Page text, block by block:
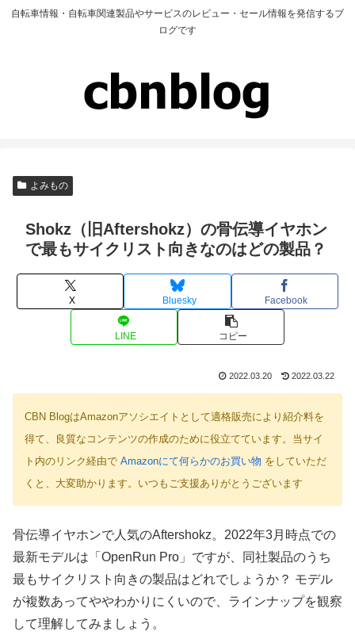
自転車情報・自転車関連製品やサービスのレビュー・セール情報を発信するブ
ログです
よみもの
Shokz（旧Aftershokz）の骨伝導イヤホン
で最もサイクリスト向きなのはどの製品？
X Bluesky Facebook
LINE コピー
2022.03.20 2022.03.22
CBN BlogはAmazonアソシエイトとして適格販売により紹介料を
得て、良質なコンテンツの作成のために役立てています。当サイ
ト内のリンク経由で Amazonにて何らかのお買い物 をしていただ
くと、大変助かります。いつもご支援ありがとうございます
骨伝導イヤホンで人気のAftershokz。2022年3月時点での
最新モデルは「OpenRun Pro」ですが、同社製品のうち
最もサイクリスト向きの製品はどれでしょうか？ モデル
が複数あってややわかりにくいので、ラインナップを観察
して理解してみましょう。